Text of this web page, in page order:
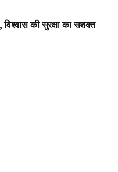
की सुरक्षा का सशक्त